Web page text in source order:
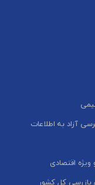
آزاد به اطلاعات
ویژه اقتصادی
بازرسی کل کشور